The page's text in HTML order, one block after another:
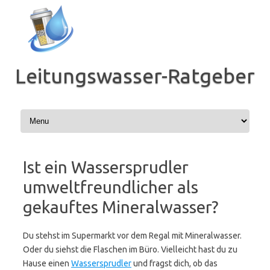
Inhalt
springen
Leitungswasser-Ratgeber
Ist ein Wassersprudler
umweltfreundlicher als
gekauftes Mineralwasser?
Du stehst im Supermarkt vor dem Regal mit Mineralwasser.
Oder du siehst die Flaschen im Büro. Vielleicht hast du zu
Hause einen Wassersprudlerund fragst dich, ob das